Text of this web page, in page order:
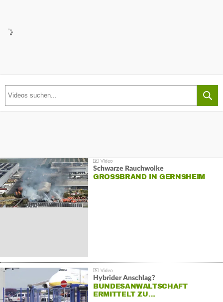
Schwarze Rauchwolke
GROSSBRAND IN GERNSHEIM
Hybrider Anschlag?
BUNDESANWALTSCHAFT
ERMITTELT ZU…